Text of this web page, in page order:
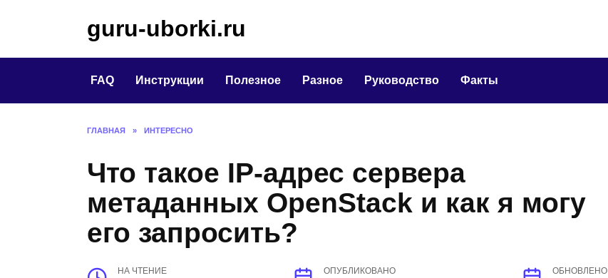
guru-uborki.ru
FAQ Инструкции Полезное Разное Руководство Факты
ГЛАВНАЯ » ИНТЕРЕСНО
Что такое IP-адрес сервера
метаданных OpenStack и как я могу
его запросить?
НА ЧТЕНИЕ ОПУБЛИКОВАНО ОБНОВЛЕНО